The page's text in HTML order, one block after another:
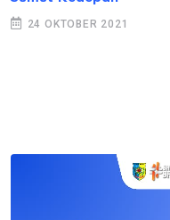
24 OKTOBER 2021